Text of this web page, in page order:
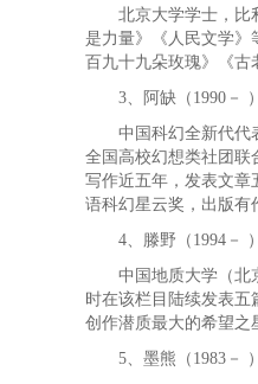
北京大学学士，比利
是力量》《人民文学》
百九十九朵玫瑰》《古
3、阿缺（1990－ ）
中国科幻全新代代表
全国高校幻想类社团联
写作近五年，发表文章
语科幻星云奖，出版有
4、滕野（1994－ ）
中国地质大学（北京
时在该栏目陆续发表五
创作潜质最大的希望之
5、墨熊（1983－ ）